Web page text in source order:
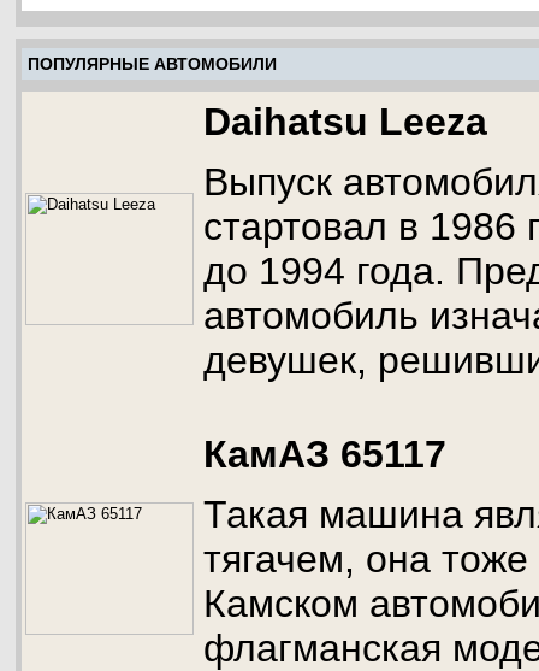
ПОПУЛЯРНЫЕ АВТОМОБИЛИ
Daihatsu Leeza
Выпуск
стартовал в 1986
до 1994 года.
автомобиль
девушек,
КамАЗ 65117
Такая машина
тягачем, она
Камском
флагманская